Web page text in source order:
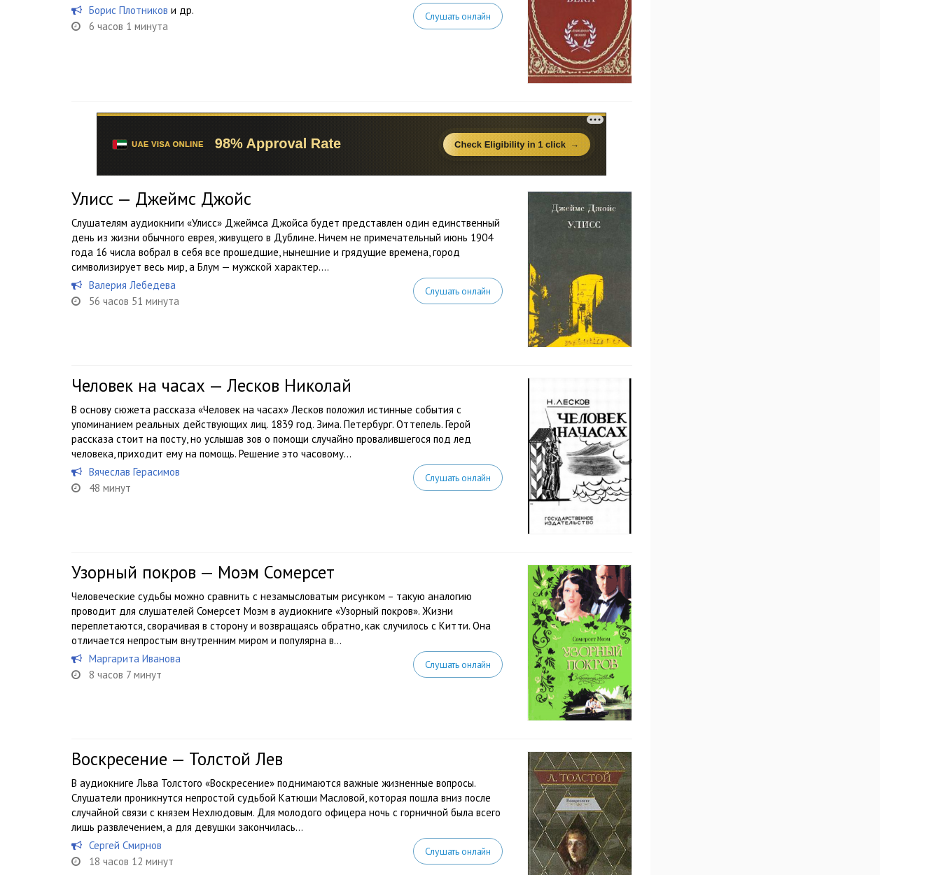
Борис Плотников и др.
6 часов 1 минута
Слушать онлайн
Улисс — Джеймс Джойс
Слушателям аудиокниги «Улисс» Джеймса Джойса будет представлен один единственный
день из жизни обычного еврея, живущего в Дублине. Ничем не примечательный июнь 1904
года 16 числа вобрал в себя все прошедшие, нынешние и грядущие времена, город
символизирует весь мир, а Блум — мужской характер....
Валерия Лебедева
56 часов 51 минута
Слушать онлайн
Человек на часах — Лесков Николай
В основу сюжета рассказа «Человек на часах» Лесков положил истинные события с
упоминанием реальных действующих лиц. 1839 год. Зима. Петербург. Оттепель. Герой
рассказа стоит на посту, но услышав зов о помощи случайно провалившегося под лед
человека, приходит ему на помощь. Решение это часовому...
Вячеслав Герасимов
48 минут
Слушать онлайн
Узорный покров — Моэм Сомерсет
Человеческие судьбы можно сравнить с незамысловатым рисунком – такую аналогию
проводит для слушателей Сомерсет Моэм в аудиокниге «Узорный покров». Жизни
переплетаются, сворачивая в сторону и возвращаясь обратно, как случилось с Китти. Она
отличается непростым внутренним миром и популярна в...
Маргарита Иванова
8 часов 7 минут
Слушать онлайн
Воскресение — Толстой Лев
В аудиокниге Льва Толстого «Воскресение» поднимаются важные жизненные вопросы.
Слушатели проникнутся непростой судьбой Катюши Масловой, которая пошла вниз после
случайной связи с князем Нехлюдовым. Для молодого офицера ночь с горничной была всего
лишь развлечением, а для девушки закончилась...
Сергей Смирнов
18 часов 12 минут
Слушать онлайн